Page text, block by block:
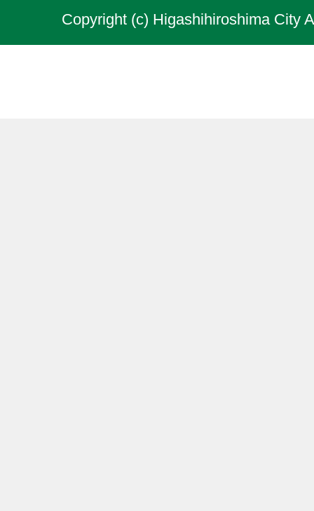
Copyright (c) Higashihiroshima City